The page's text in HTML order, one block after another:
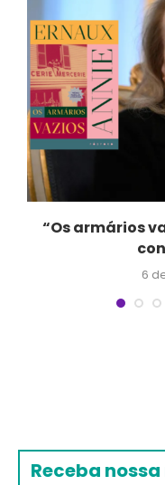
“Os armários
6
Receba